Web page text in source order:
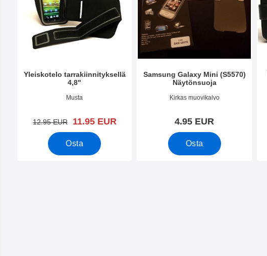
Yleiskotelo tarrakiinnityksellä
4,8"
Tuote.nro 3388Musta
vanha hinta
12.95 EUR uusi hinta
11.95 EUR
Osta
Samsung Galaxy Mini (S5570)
Näytönsuoja
Tuote.nro 4083Kirkas muovikalvo
4.95 EUR
Osta